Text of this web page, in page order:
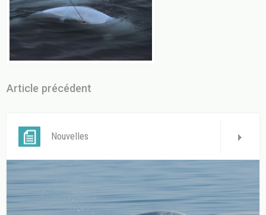
Article précédent
Nouvelles